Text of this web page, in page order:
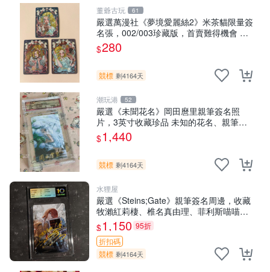
董爺古玩 61
嚴選萬漫社《夢境愛麗絲2》米茶貓限量簽
名張，002/003珍藏版，首賣難得機會 夢
境愛麗絲 米茶貓 限量簽名
$280
競標 剩4164天
潮玩港 52
嚴選《未聞花名》岡田麿里親筆簽名照
片，3英寸收藏珍品 未知的花名、親筆、
簽名周邊
$1,440
競標 剩4164天
水狸屋
嚴選《Steins;Gate》親筆簽名周邊，收藏
牧瀨紅莉棲、椎名真由理、菲利斯喵喵人
氣卡牌 簽字照片 牧瀨紅莉棲 椎名真由理
$1,150 95折
折扣碼
競標 剩4164天